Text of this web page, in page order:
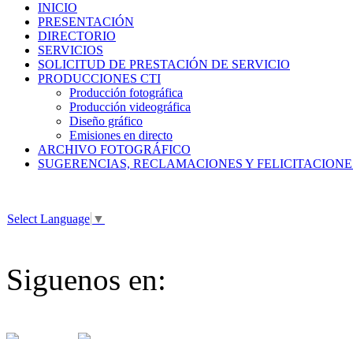
INICIO
PRESENTACIÓN
DIRECTORIO
SERVICIOS
SOLICITUD DE PRESTACIÓN DE SERVICIO
PRODUCCIONES CTI
Producción fotográfica
Producción videográfica
Diseño gráfico
Emisiones en directo
ARCHIVO FOTOGRÁFICO
SUGERENCIAS, RECLAMACIONES Y
Select Language ▼
Siguenos en: